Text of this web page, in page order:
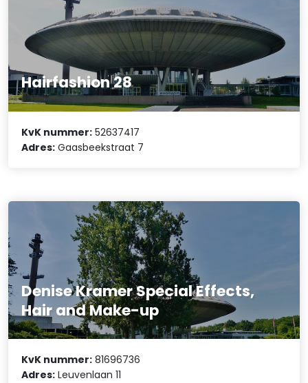
Hairfashion 28
KvK nummer: 52637417
Adres: Gaasbeekstraat 7
Denise Kramer Special Effects,
Hair and Make-up
KvK nummer: 81696736
Adres: Leuvenlaan 11